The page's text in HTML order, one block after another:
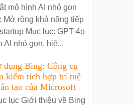
mô hình AI nhỏ gọn
Mở rộng khả năng tiếp
Mục lục: GPT-4o
AI nhỏ gọn, hiệ...
dụng Bing: Công cụ
kiếm tích hợp trí tuệ
tạo của Microsoft
lục Giới thiệu về Bing